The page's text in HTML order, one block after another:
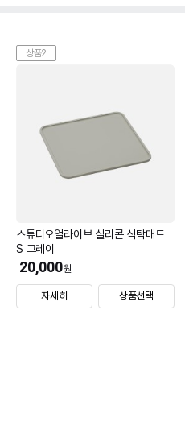
상품2
스튜디오얼라이브 실리콘 식탁매트
S 그레이
20,000원
자세히 상품선택